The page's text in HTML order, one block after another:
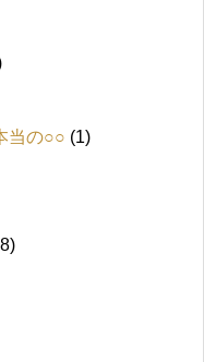
当の○○ (1)